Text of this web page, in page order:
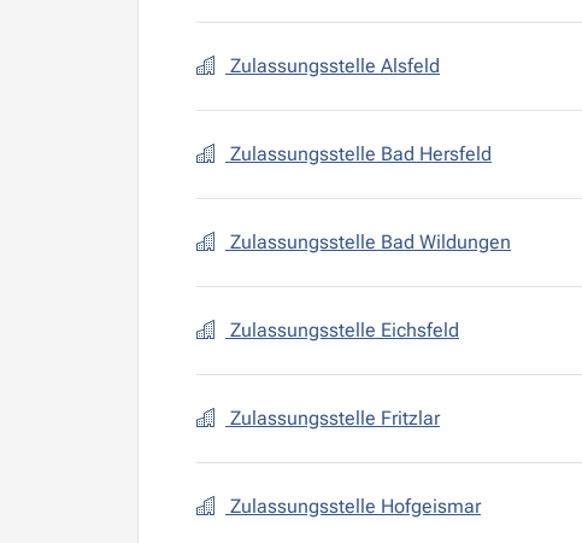
Zulassungsstelle Alsfeld
Zulassungsstelle Bad Hersfeld
Zulassungsstelle Bad Wildungen
Zulassungsstelle Eichsfeld
Zulassungsstelle Fritzlar
Zulassungsstelle Hofgeismar